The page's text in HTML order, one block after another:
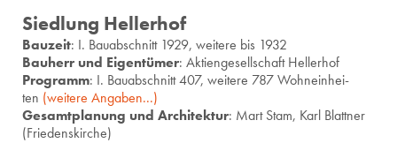
Siedlung Hellerhof
Bau­zeit: I. Bau­ab­schnitt 1929, wei­te­re bis 1932
Bau­herr und Ei­gen­tü­mer: Ak­ti­en­ge­sell­schaft Hel­ler­hof
Pro­gramm: I. Bau­ab­schnitt 407, wei­te­re 787 Wohn­ein­hei­
ten (wei­te­re An­ga­ben...)
Ge­samt­pla­nung und Ar­chi­tek­tur: Mart Stam, Karl Blatt­ner
(Frie­dens­kir­che)